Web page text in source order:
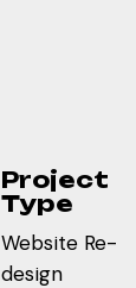
Project
Type
Website Re-
design